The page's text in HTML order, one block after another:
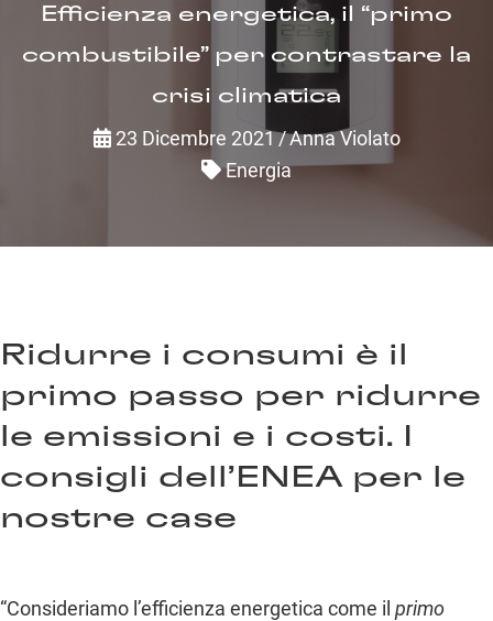
Efficienza energetica, il “primo
combustibile” per contrastare la
crisi climatica
23 Dicembre 2021/Anna Violato
Energia
Ridurre i consumi è il
primo passo per ridurre
le emissioni e i costi. I
consigli dell’ENEA per le
nostre case
“Consideriamo l’efficienza energetica come il primo